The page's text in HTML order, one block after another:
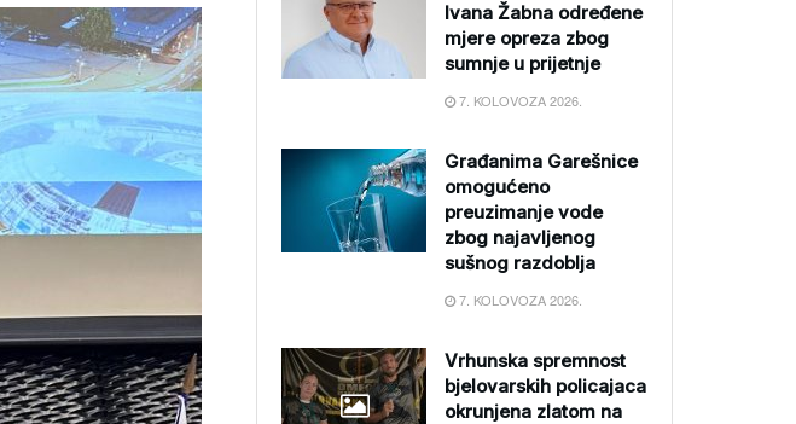
Ivana Žabna određene
mjere opreza zbog
sumnje u prijetnje
7. KOLOVOZA 2026.
Građanima Garešnice
omogućeno
preuzimanje vode
zbog najavljenog
sušnog razdoblja
7. KOLOVOZA 2026.
Vrhunska spremnost
bjelovarskih policajaca
okrunjena zlatom na